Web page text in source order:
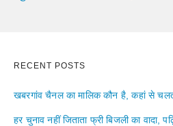
RECENT POSTS
खबरगांव चैनल का मालिक कौन है, कहां से
हर चुनाव नहीं जिताता फ्री बिजली का वादा,